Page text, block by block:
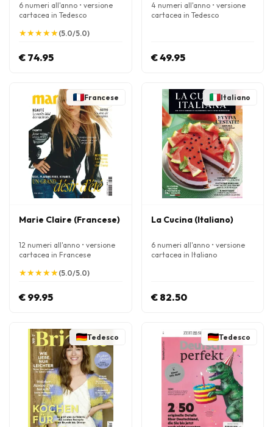
6 numeri all'anno • versione
cartacea in Tedesco
★
★★
★★
★★
★★
★(5.0/5.0)
€ 74.95
4 numeri all'anno • versione
cartacea in Tedesco
€ 49.95
Francese
Marie Claire (Francese)
12 numeri all'anno • versione
cartacea in Francese
★
★★
★★
★★
★★
★(5.0/5.0)
€ 99.95
Italiano
La Cucina (Italiano)
6 numeri all'anno • versione
cartacea in Italiano
€ 82.50
Tedesco Tedesco